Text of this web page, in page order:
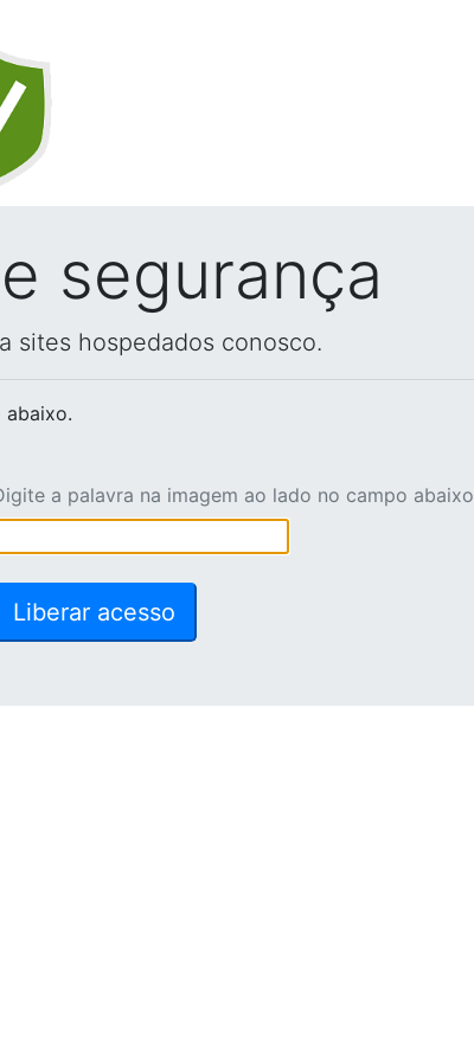
segurança
sites hospedados conosco.
abaixo.
a palavra na imagem ao lado no campo abaixo